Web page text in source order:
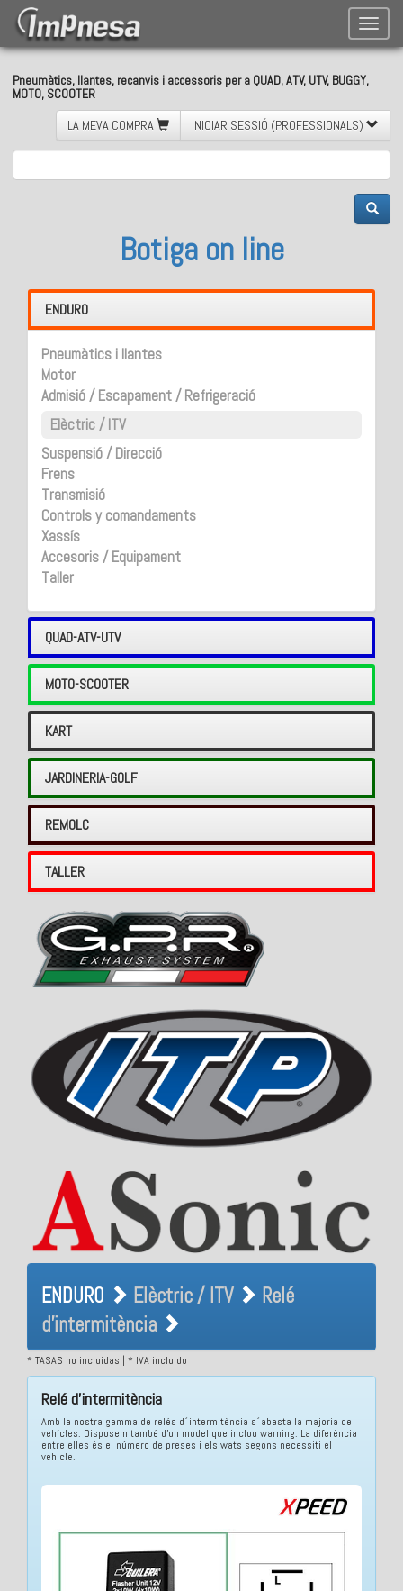
Toggle
Pneumàtics, llantes, recanvis i accessoris per a QUAD, ATV, UTV, BUGGY,
MOTO, SCOOTER
LA MEVA COMPRA
INICIAR SESSIÓ (PROFESSIONALS)
Botiga on line
ENDURO
Pneumàtics i llantes
Motor
Admisió / Escapament / Refrigeració
Elèctric / ITV
Suspensió / Direcció
Frens
Transmisió
Controls y comandaments
Xassís
Accesoris / Equipament
Taller
QUAD-ATV-UTV
MOTO-SCOOTER
KART
JARDINERIA-GOLF
REMOLC
TALLER
ENDURO Elèctric / ITV Relé
d'intermitència
ENDURO Elèctric / ITV
Relé
d'intermitència
* TASAS no incluidas | * IVA incluido
Relé d'intermitència
Amb la nostra gamma de relés d´intermitència s´abasta la majoria de
vehícles. Disposem també d'un model que inclou warning. La diferència
entre elles és el número de preses i els wats segons necessiti el
vehicle.